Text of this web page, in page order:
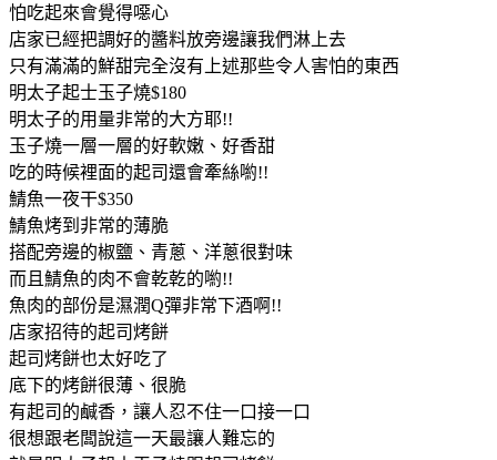
怕吃起來會覺得噁心
店家已經把調好的醬料放旁邊讓我們淋上去
只有滿滿的鮮甜完全沒有上述那些令人害怕的東西
明太子起士玉子燒$180
明太子的用量非常的大方耶!!
玉子燒一層一層的好軟嫩、好香甜
吃的時候裡面的起司還會牽絲喲!!
鯖魚一夜干$350
鯖魚烤到非常的薄脆
搭配旁邊的椒鹽、青蔥、洋蔥很對味
而且鯖魚的肉不會乾乾的喲!!
魚肉的部份是濕潤Q彈非常下酒啊!!
店家招待的起司烤餅
起司烤餅也太好吃了
底下的烤餅很薄、很脆
有起司的鹹香，讓人忍不住一口接一口
很想跟老闆說這一天最讓人難忘的